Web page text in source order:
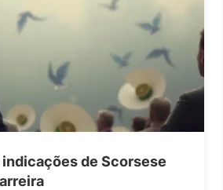
indicações de Scorsese